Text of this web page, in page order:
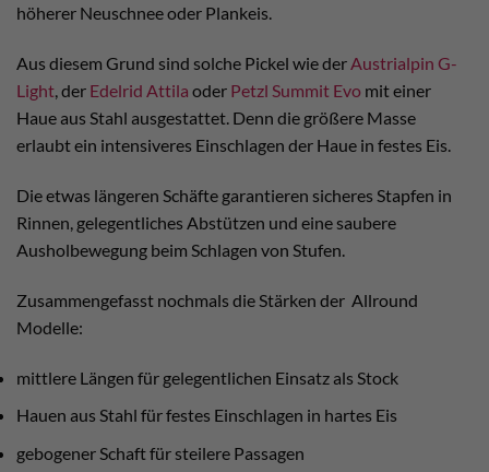
höherer Neuschnee oder Plankeis.
Aus diesem Grund sind solche Pickel wie derAustrialpin G-
Light, der Edelrid Attila oder Petzl Summit Evo mit einer
Haue aus Stahl ausgestattet. Denn die größere Masse
erlaubt ein intensiveres Einschlagen der Haue in festes Eis.
Die etwas längeren Schäfte garantieren sicheres Stapfen in
Rinnen, gelegentliches Abstützen und eine saubere
Ausholbewegung beim Schlagen von Stufen.
Zusammengefasst nochmals die Stärken der Allround
Modelle:
mittlere Längen für gelegentlichen Einsatz als Stock
Hauen aus Stahl für festes Einschlagen in hartes Eis
gebogener Schaft für steilere Passagen